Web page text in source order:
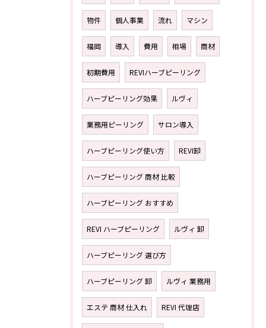
物件 個人事業 流れ マシン
福岡 導入 費用 相場 商材
初期費用 REVIハーブピーリング
ハーブピーリング効果 ルヴィ
業務用ピーリング サロン導入
ハーブピーリング使い方 REVI卸
ハーブピーリング 商材 比較
ハーブピーリング おすすめ
REVI ハーブピーリング ルヴィ 卸
ハーブピーリング 選び方
ハーブピーリング 卸 ルヴィ 業務用
エステ 商材 仕入れ REVI 代理店